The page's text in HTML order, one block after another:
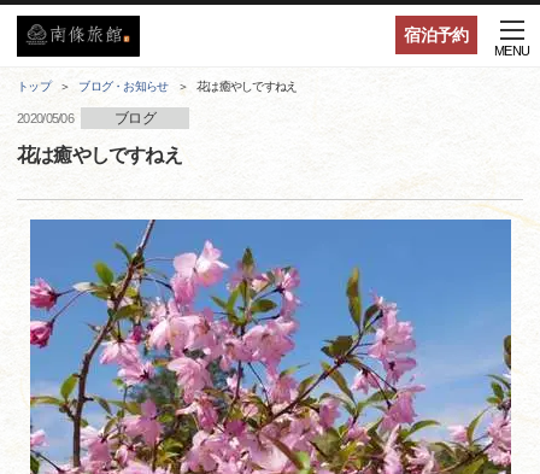
宿泊予約
MENU
トップ ブログ・お知らせ 花は癒やしですねえ
2020/05/06 ブログ
花は癒やしですねえ